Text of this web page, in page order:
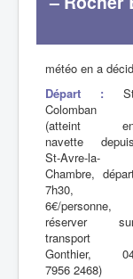
météo en a
Départ :
Colomban
(atteint
navette depuis
St-Avre-la-
Chambre,
7h30,
6€/personne,
réserver
transport
Gonthier,
7956 2468)